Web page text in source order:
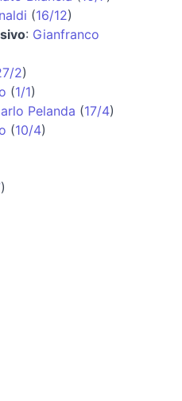
(16/12)
: Gianfranco
2)
(1/1)
Pelanda (17/4)
(10/4)
)